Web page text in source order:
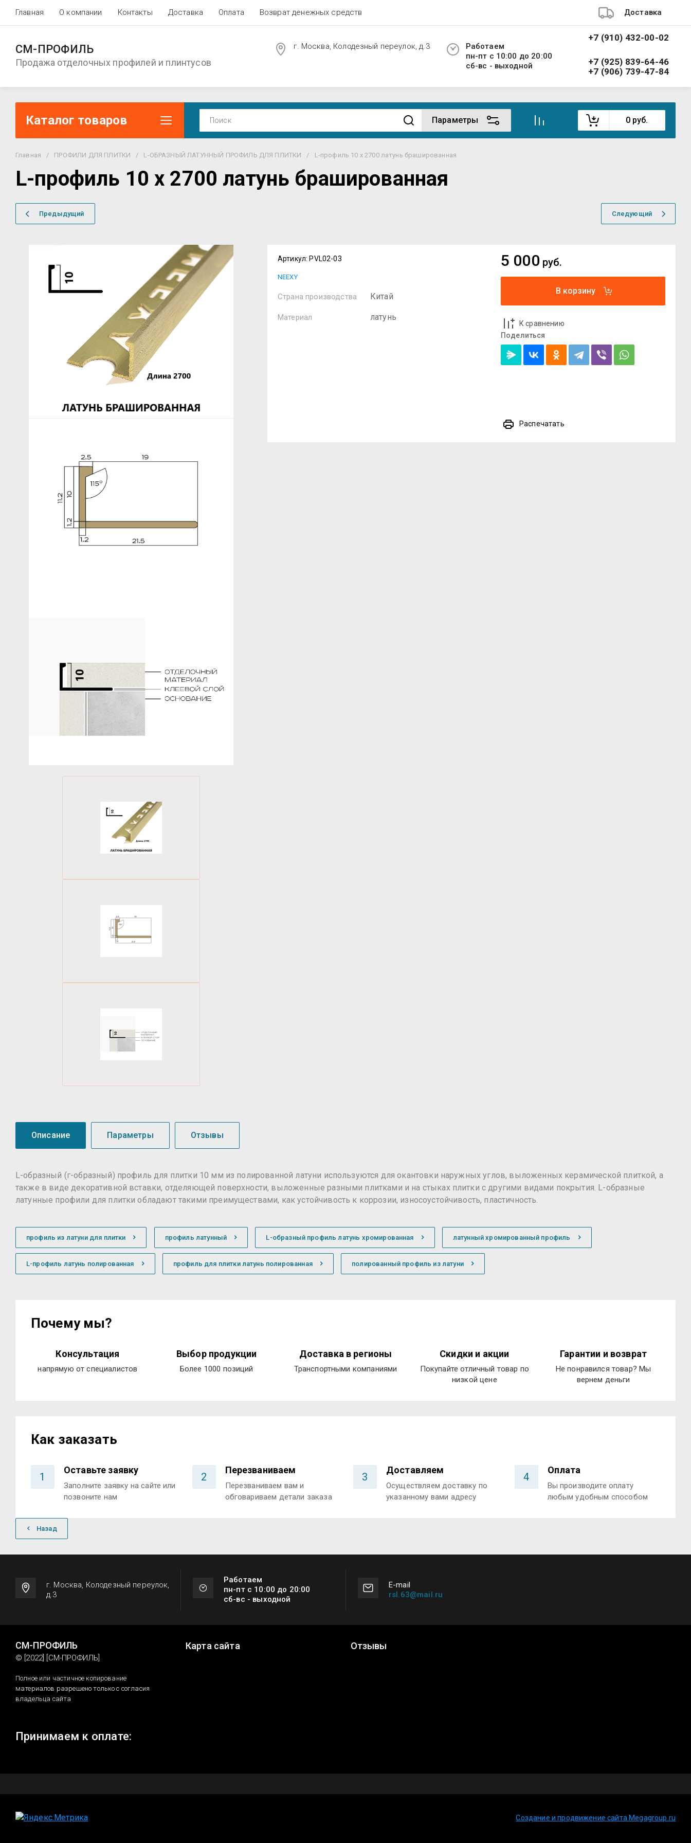
Главная О компании Контакты Доставка Оплата Возврат денежных средств Доставка
СМ-ПРОФИЛЬ
Продажа отделочных профилей и плинтусов
г. Москва, Колодезный переулок, д.3
Работаем
пн-пт с 10:00 до 20:00
сб-вс - выходной
+7 (910) 432-00-02
+7 (925) 839-64-46
+7 (906) 739-47-84
Каталог товаров Параметры 0 руб.
Главная / ПРОФИЛИ ДЛЯ ПЛИТКИ / L-ОБРАЗНЫЙ ЛАТУННЫЙ ПРОФИЛЬ ДЛЯ ПЛИТКИ / L-профиль 10 х 2700 латунь брашированная
L-профиль 10 х 2700 латунь брашированная
Предыдущий Следующий
Артикул: PVL02-03
NEEXY
Страна производства Китай
Материал латунь
5 000 руб.
В корзину
К сравнению
Поделиться
Распечатать
Описание Параметры Отзывы
L-образный (г-образный) профиль для плитки 10 мм из полированной латуни используются для окантовки наружных углов, выложенных керамической плиткой, а
также в виде декоративной вставки, отделяющей поверхности, выложенные разными плитками и на стыках плитки с другими видами покрытия. L-образные
латунные профили для плитки обладают такими преимуществами, как устойчивость к коррозии, износоустойчивость, пластичность.
профиль из латуни для плитки профиль латунный L-образный профиль латунь хромированная латунный хромированный профиль
L-профиль латунь полированная профиль для плитки латунь полированная полированный профиль из латуни
Почему мы?
Консультация
напрямую от специалистов
Выбор продукции
Более 1000 позиций
Доставка в регионы
Транспортными компаниями
Скидки и акции
Покупайте отличный товар по
низкой цене
Гарантии и возврат
Не понравился товар? Мы
вернем деньги
Как заказать
1
Оставьте заявку
Заполните заявку на сайте или
позвоните нам
2
Перезваниваем
Перезваниваем вам и
обговариваем детали заказа
3
Доставляем
Осуществляем доставку по
указанному вами адресу
4
Оплата
Вы производите оплату
любым удобным способом
Назад
г. Москва, Колодезный переулок,
д.3
Работаем
пн-пт с 10:00 до 20:00
сб-вс - выходной
Е-mail
rsl.63@mail.ru
СМ-ПРОФИЛЬ
© [2022] [СМ-ПРОФИЛЬ]
Полное или частичное копирование
материалов разрешено только с согласия
владельца сайта
Карта сайта Отзывы
Принимаем к оплате:
Создание и продвижение сайта Megagroup.ru